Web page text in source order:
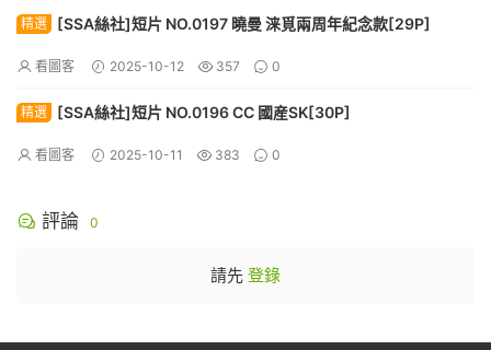
精選 [SSA絲社]短片 NO.0197 曉曼 涞覓兩周年紀念款[29P]
看圖客 2025-10-12 357 0
精選 [SSA絲社]短片 NO.0196 CC 國産SK[30P]
看圖客 2025-10-11 383 0
評論 0
請先 登錄